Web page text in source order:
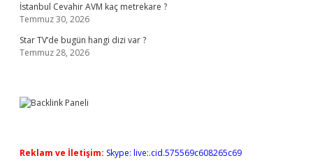
İstanbul Cevahir AVM kaç metrekare ?
Temmuz 30, 2026
Star TV’de bugün hangi dizi var ?
Temmuz 28, 2026
Reklam ve İletişim: Skype: live:.cid.575569c608265c69